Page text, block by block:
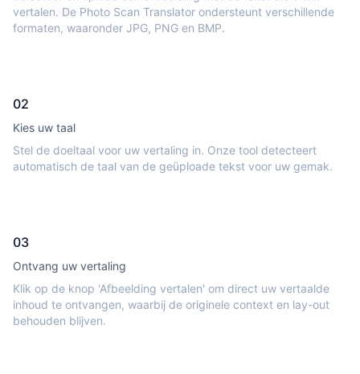
vertalen. De Photo Scan Translator ondersteunt verschillende
formaten, waaronder JPG, PNG en BMP.
02
Kies uw taal
Stel de doeltaal voor uw vertaling in. Onze tool detecteert
automatisch de taal van de geüploade tekst voor uw gemak.
03
Ontvang uw vertaling
Klik op de knop 'Afbeelding vertalen' om direct uw vertaalde
inhoud te ontvangen, waarbij de originele context en lay-out
behouden blijven.